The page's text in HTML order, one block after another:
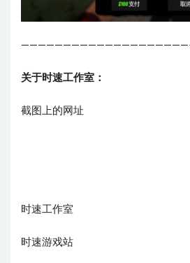
关于时速工作室：
截图上的网址
时速工作室
时速游戏站